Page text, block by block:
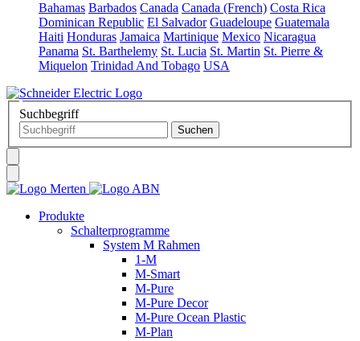
Bahamas Barbados Canada Canada (French) Costa Rica
Dominican Republic El Salvador Guadeloupe Guatemala
Haiti Honduras Jamaica Martinique Mexico Nicaragua
Panama St. Barthelemy St. Lucia St. Martin St. Pierre &
Miquelon Trinidad And Tobago USA
Suchbegriff
Produkte
Schalterprogramme
System M Rahmen
1-M
M-Smart
M-Pure
M-Pure Decor
M-Pure Ocean Plastic
M-Plan